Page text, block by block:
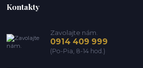
Kontakty
Zavolajte nám.
0914 409 999
(Po-Pia, 8-14 hod.)